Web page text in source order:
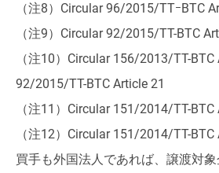
（注8）Circular 96/2015/TTｰBTC
（注9）Circular 92/2015/TT-BTC
（注10）Circular 156/2013/TT-
92/2015/TT-BTC Article 21
（注11）Circular 151/2014/TT-BTC
（注12）Circular 151/2014/TT-
買手も外国法人であれば、譲渡対